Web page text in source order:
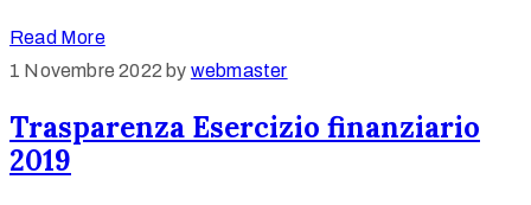
Read More
1 Novembre 2022 by webmaster
Trasparenza Esercizio finanziario
2019